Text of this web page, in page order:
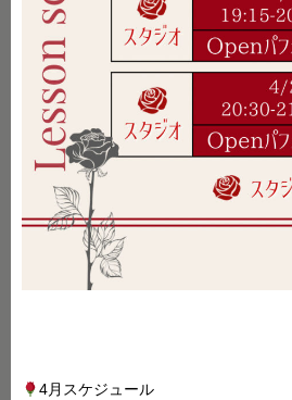
4月スケジュール